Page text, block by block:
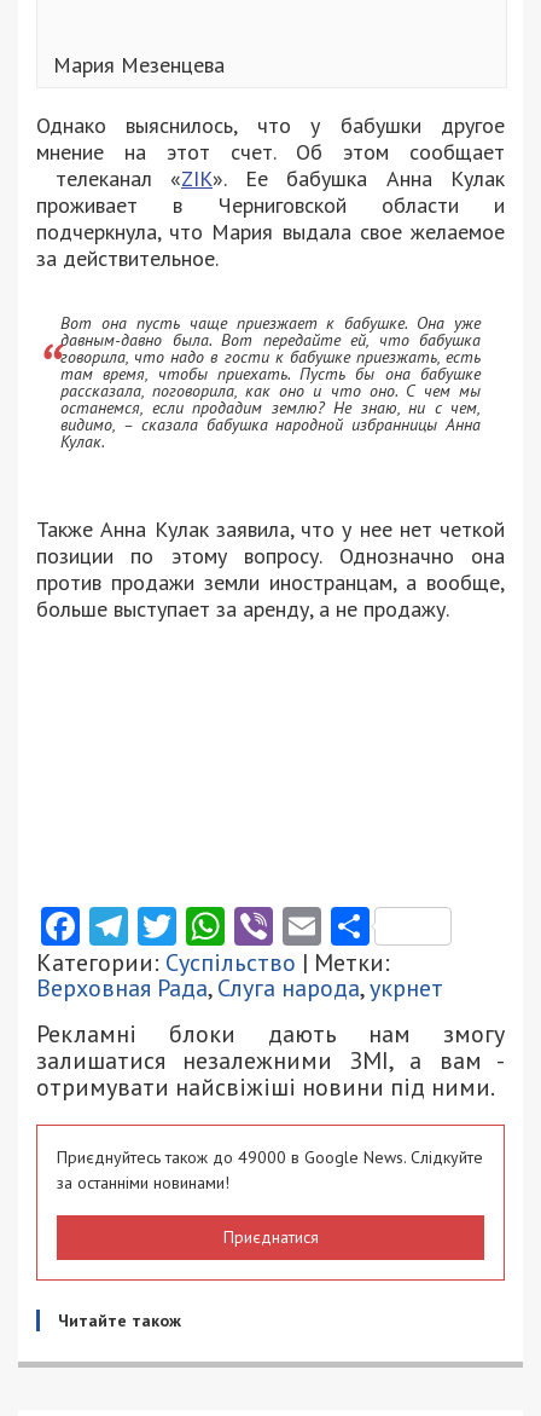
Мария Мезенцева
Однако выяснилось, что у бабушки другое
мнение на этот счет. Об этом сообщает
телеканал «ZIK». Ее бабушка Анна Кулак
проживает в Черниговской области и
подчеркнула, что Мария выдала свое желаемое
за действительное.
Вот она пусть чаще приезжает к бабушке. Она уже
давным-давно была. Вот передайте ей, что бабушка
говорила, что надо в гости к бабушке приезжать, есть
там время, чтобы приехать. Пусть бы она бабушке
рассказала, поговорила, как оно и что оно. С чем мы
останемся, если продадим землю? Не знаю, ни с чем,
видимо, – сказала бабушка народной избранницы Анна
Кулак.
Также Анна Кулак заявила, что у нее нет четкой
позиции по этому вопросу. Однозначно она
против продажи земли иностранцам, а вообще,
больше выступает за аренду, а не продажу.
Facebook
Telegram
Twitter
WhatsApp
ViberEmail
Категории: Суспільство | Метки:
Верховная Рада,Слуга народа,укрнет
Рекламні блоки дають нам змогу
залишатися незалежними ЗМІ, а вам -
отримувати найсвіжіші новини під ними.
Приєднуйтесь також до 49000 в Google News. Слідкуйте
за останніми новинами!
Приєднатися
Читайте також